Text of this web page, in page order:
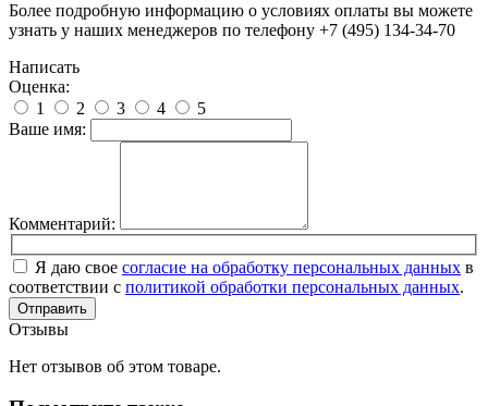
Более подробную информацию о условиях оплаты вы можете
узнать у наших менеджеров по телефону +7 (495) 134-34-70
Написать
Оценка:
1
2 3 4
5
Ваше имя:
Комментарий:
Я даю свое согласие на обработку персональных данных в
соответствии с политикой обработки персональных данных.
Отправить
Отзывы
Нет отзывов об этом товаре.